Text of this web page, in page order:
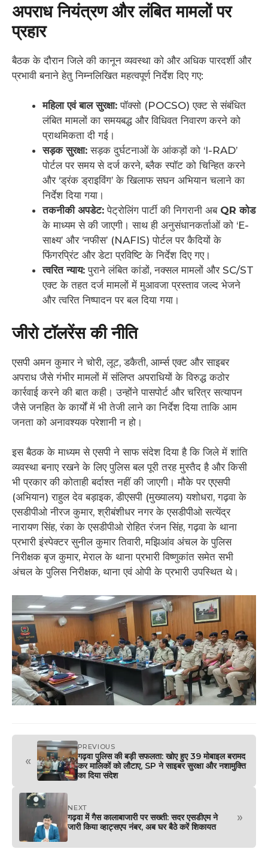
अपराध नियंत्रण और लंबित मामलों पर
प्रहार
बैठक के दौरान जिले की कानून व्यवस्था को और अधिक पारदर्शी और
प्रभावी बनाने हेतु निम्नलिखित महत्वपूर्ण निर्देश दिए गए:
महिला एवं बाल सुरक्षा: पॉक्सो (POCSO) एक्ट से संबंधित
लंबित मामलों का समयबद्ध और विधिवत निवारण करने को
प्राथमिकता दी गई।
सड़क सुरक्षा: सड़क दुर्घटनाओं के आंकड़ों को ‘I-RAD’
पोर्टल पर समय से दर्ज करने, ब्लैक स्पॉट को चिन्हित करने
और ‘ड्रंक ड्राइविंग’ के खिलाफ सघन अभियान चलाने का
निर्देश दिया गया।
तकनीकी अपडेट: पेट्रोलिंग पार्टी की निगरानी अब QR कोड
के माध्यम से की जाएगी। साथ ही अनुसंधानकर्ताओं को ‘E-
साक्ष्य’ और ‘नफीस’ (NAFIS) पोर्टल पर कैदियों के
फिंगरप्रिंट और डेटा प्रविष्टि के निर्देश दिए गए।
त्वरित न्याय: पुराने लंबित कांडों, नक्सल मामलों और SC/ST
एक्ट के तहत दर्ज मामलों में मुआवजा प्रस्ताव जल्द भेजने
और त्वरित निष्पादन पर बल दिया गया।
जीरो टॉलरेंस की नीति
एसपी अमन कुमार ने चोरी, लूट, डकैती, आर्म्स एक्ट और साइबर
अपराध जैसे गंभीर मामलों में संलिप्त अपराधियों के विरुद्ध कठोर
कार्रवाई करने की बात कही। उन्होंने पासपोर्ट और चरित्र सत्यापन
जैसे जनहित के कार्यों में भी तेजी लाने का निर्देश दिया ताकि आम
जनता को अनावश्यक परेशानी न हो।
इस बैठक के माध्यम से एसपी ने साफ संदेश दिया है कि जिले में शांति
व्यवस्था बनाए रखने के लिए पुलिस बल पूरी तरह मुस्तैद है और किसी
भी प्रकार की कोताही बर्दाश्त नहीं की जाएगी। मौके पर एएसपी
(अभियान) राहुल देव बड़ाइक, डीएसपी (मुख्यालय) यशोधरा, गढ़वा के
एसडीपीओ नीरज कुमार, श्रीबंशीधर नगर के एसडीपीओ सत्येंद्र
नारायण सिंह, रंका के एसडीपीओ रोहित रंजन सिंह, गढ़वा के थाना
प्रभारी इंस्पेक्टर सुनील कुमार तिवारी, मझिआंव अंचल के पुलिस
निरीक्षक बृज कुमार, मेराल के थाना प्रभारी विष्णुकांत समेत सभी
अंचल के पुलिस निरीक्षक, थाना एवं ओपी के प्रभारी उपस्थित थे।
«
PREVIOUS
गढ़वा पुलिस की बड़ी सफलता: खोए हुए 39 मोबाइल बरामद
कर मालिकों को लौटाए, SP ने साइबर सुरक्षा और नशामुक्ति
का दिया संदेश
NEXT
गढ़वा में गैस कालाबाजारी पर सख्ती: सदर एसडीएम ने
जारी किया व्हाट्सएप नंबर, अब घर बैठे करें शिकायत
»